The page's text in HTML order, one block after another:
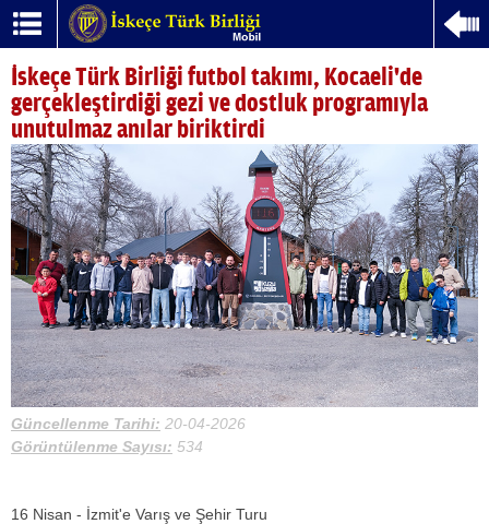
İskeçe Türk Birliği futbol takımı, Kocaeli'de
gerçekleştirdiği gezi ve dostluk programıyla
unutulmaz anılar biriktirdi
Güncellenme Tarihi: 20-04-2026
Görüntülenme Sayısı: 534
16 Nisan - İzmit'e Varış ve Şehir Turu